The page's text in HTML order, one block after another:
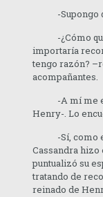
-Supongo
-¿Cómo que
importaría
tengo razón?
acompañantes.
-A mí me
Henry-. Lo
-Sí, como
Cassandra hizo
puntualizó su
tratando de
reinado de